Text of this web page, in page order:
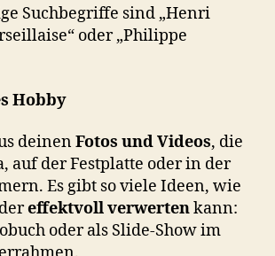
Suchbegriffe sind „Henri
oder „Philippe
Hobby
deinenFotos und Videos, die
auf der Festplatte oder in der
Es gibt so viele Ideen, wie
effektvoll verwertenkann:
oder als Slide-Show im